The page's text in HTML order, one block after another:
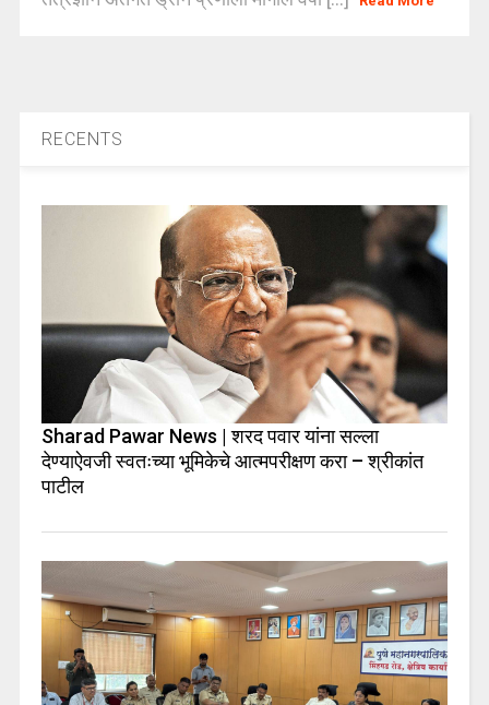
RECENTS
Sharad Pawar News | शरद पवार यांना सल्ला
देण्याऐवजी स्वतःच्या भूमिकेचे आत्मपरीक्षण करा – श्रीकांत
पाटील